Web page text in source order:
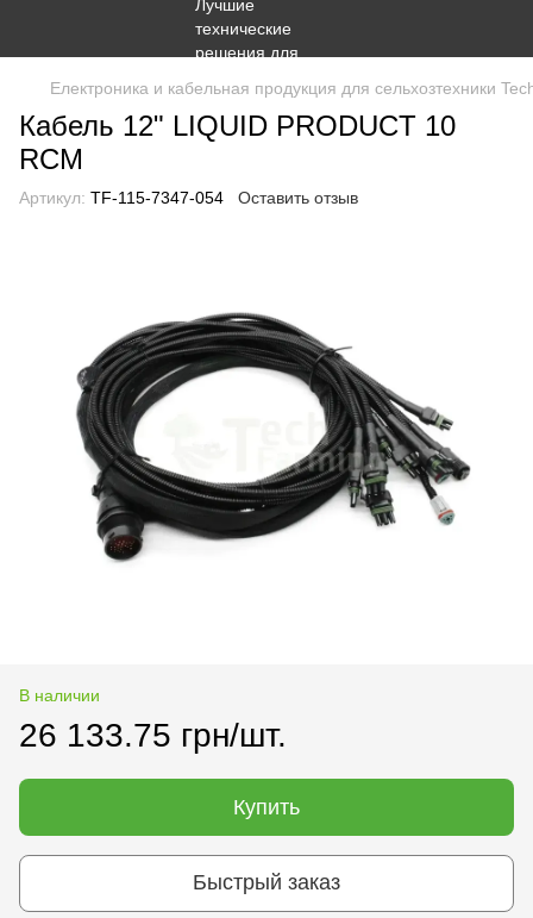
Електроника и кабельная продукция для сельхозтехники
Кабель 12" LIQUID PRODUCT 10
RCM
Артикул: TF-115-7347-054 Оставить отзыв
В наличии
26 133.75 грн/шт.
Купить
Быстрый заказ